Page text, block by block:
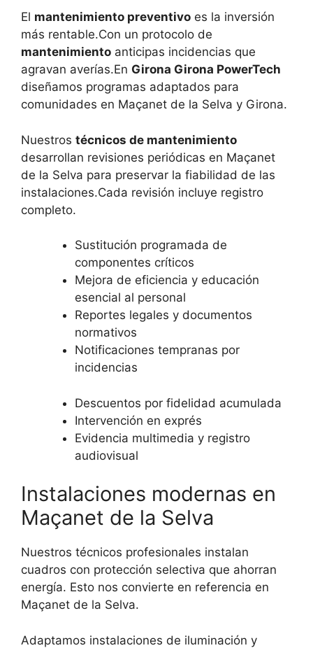
El mantenimiento preventivo es la inversión
más rentable.Con un protocolo de
mantenimiento anticipas incidencias que
agravan averías.En Girona Girona PowerTech
diseñamos programas adaptados para
comunidades en Maçanet de la Selva y Girona.
Nuestros técnicos de mantenimiento
desarrollan revisiones periódicas en Maçanet
de la Selva para preservar la fiabilidad de las
instalaciones.Cada revisión incluye registro
completo.
Sustitución programada de
componentes críticos
Mejora de eficiencia y educación
esencial al personal
Reportes legales y documentos
normativos
Notificaciones tempranas por
incidencias
Descuentos por fidelidad acumulada
Intervención en exprés
Evidencia multimedia y registro
audiovisual
Instalaciones modernas en
Maçanet de la Selva
Nuestros técnicos profesionales instalan
cuadros con protección selectiva que ahorran
energía. Esto nos convierte en referencia en
Maçanet de la Selva.
Adaptamos instalaciones de iluminación y